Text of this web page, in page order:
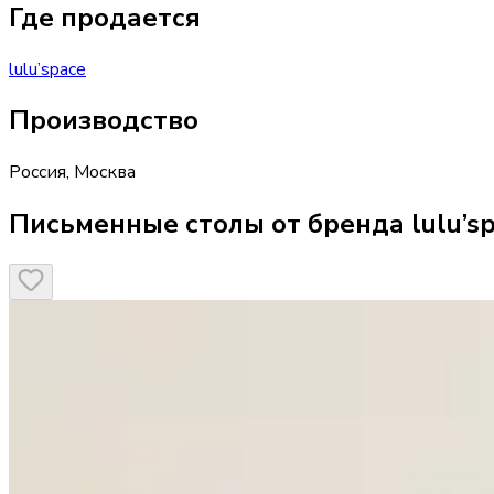
Где продается
lulu’space
Производство
Россия, Москва
Письменные столы от бренда